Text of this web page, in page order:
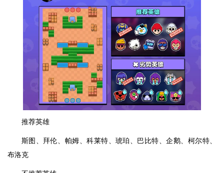
推荐英雄
斯图、拜伦、帕姆、科莱特、琥珀、巴比特、企鹅、柯尔特、
布洛克